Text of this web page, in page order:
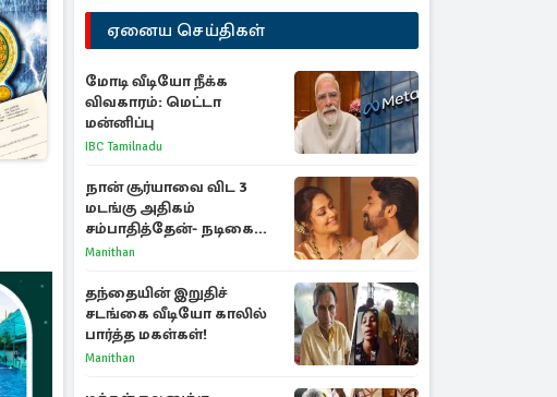
ஏனைய செய்திகள்
மோடி வீடியோ நீக்க
விவகாரம்: மெட்டா
மன்னிப்பு
IBC Tamilnadu
நான் சூர்யாவை விட 3
மடங்கு அதிகம்
சம்பாதித்தேன்- நடிகை
ஜோதிகா
Manithan
தந்தையின் இறுதிச்
சடங்கை வீடியோ காலில்
பார்த்த மகள்கள்!
Manithan